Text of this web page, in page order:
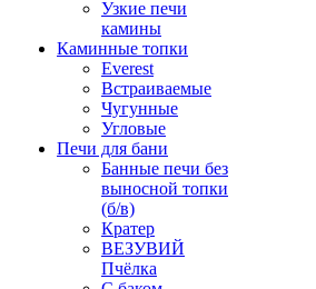
Узкие печи
камины
Каминные топки
Everest
Встраиваемые
Чугунные
Угловые
Печи для бани
Банные печи без
выносной топки
(б/в)
Кратер
ВЕЗУВИЙ
Пчёлка